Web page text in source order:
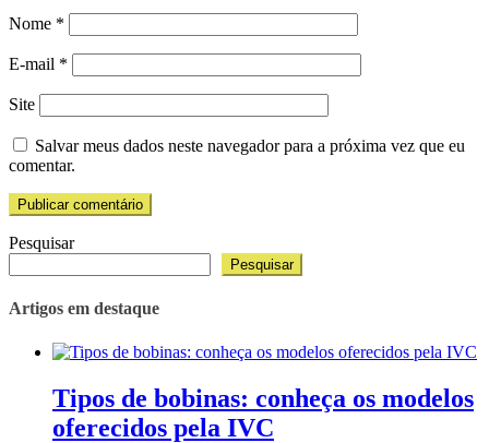
Nome *
E-mail *
Site
Salvar meus dados neste navegador para a próxima vez que eu
comentar.
Pesquisar
Pesquisar
Artigos em destaque
Tipos de bobinas: conheça os modelos
oferecidos pela IVC